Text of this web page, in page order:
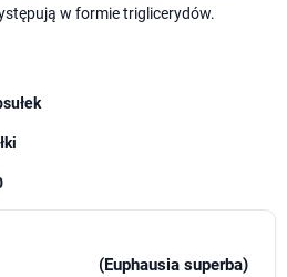
w formie triglicerydów.
(Euphausia superba)